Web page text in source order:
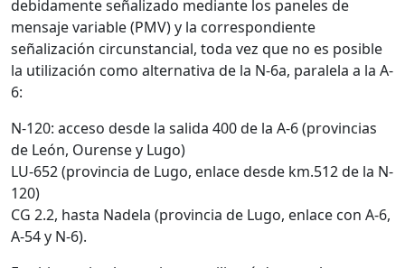
debidamente señalizado mediante los paneles de
mensaje variable (PMV) y la correspondiente
señalización circunstancial, toda vez que no es posible
la utilización como alternativa de la N-6a, paralela a la A-
6:
N-120: acceso desde la salida 400 de la A-6 (provincias
de León, Ourense y Lugo)
LU-652 (provincia de Lugo, enlace desde km.512 de la N-
120)
CG 2.2, hasta Nadela (provincia de Lugo, enlace con A-6,
A-54 y N-6).